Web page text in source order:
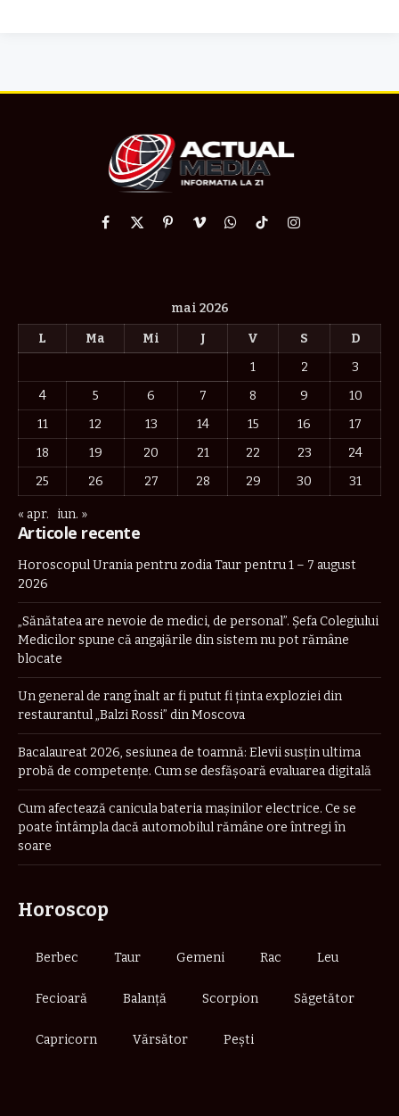
Facebook
X
PinterestVimeoWhatsApp
TikTokInstagram
mai 2026
L
Ma Mi J V S
D
1
2
3
4
5 6 7 8 9
10
11
12 13 14 15 16
17
18
19 20 21 22 23
24
25
26 27 28 29 30 31
« apr. iun. »
Articole recente
Horoscopul Urania pentru zodia Taur pentru 1 – 7 august
2026
„Sănătatea are nevoie de medici, de personal”. Șefa Colegiului
Medicilor spune că angajările din sistem nu pot rămâne
blocate
Un general de rang înalt ar fi putut fi ținta exploziei din
restaurantul „Balzi Rossi” din Moscova
Bacalaureat 2026, sesiunea de toamnă: Elevii susțin ultima
probă de competențe. Cum se desfășoară evaluarea digitală
Cum afectează canicula bateria mașinilor electrice. Ce se
poate întâmpla dacă automobilul rămâne ore întregi în
soare
Horoscop
Berbec Taur Gemeni Rac Leu
Fecioară Balanță Scorpion Săgetător
Capricorn Vărsător Pești